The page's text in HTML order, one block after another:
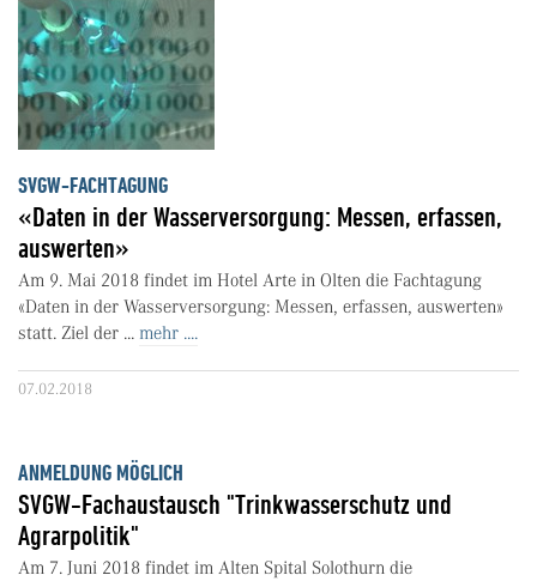
SVGW-FACHTAGUNG
«Daten in der Wasserversorgung: Messen, erfassen,
auswerten»
Am 9. Mai 2018 findet im Hotel Arte in Olten die Fachtagung
«Daten in der Wasserversorgung: Messen, erfassen, auswerten»
statt. Ziel der ... mehr ....
07.02.2018
ANMELDUNG MÖGLICH
SVGW-Fachaustausch "Trinkwasserschutz und
Agrarpolitik"
Am 7. Juni 2018 findet im Alten Spital Solothurn die